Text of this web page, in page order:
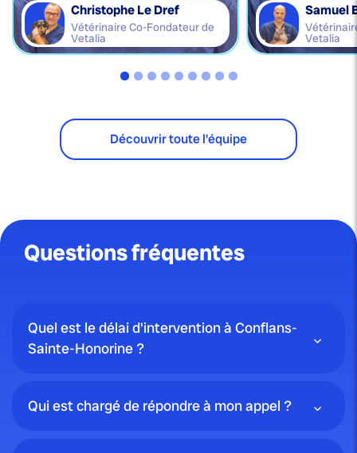
Christophe Le Dref
Vétérinaire Co-Fondateur de
Vetalia
Samuel
Vetalia
Découvrir toute l'équipe
Questions fréquentes
Quel est le délai d'intervention à Conflans-
Sainte-Honorine ?
Qui est chargé de répondre à mon appel ?